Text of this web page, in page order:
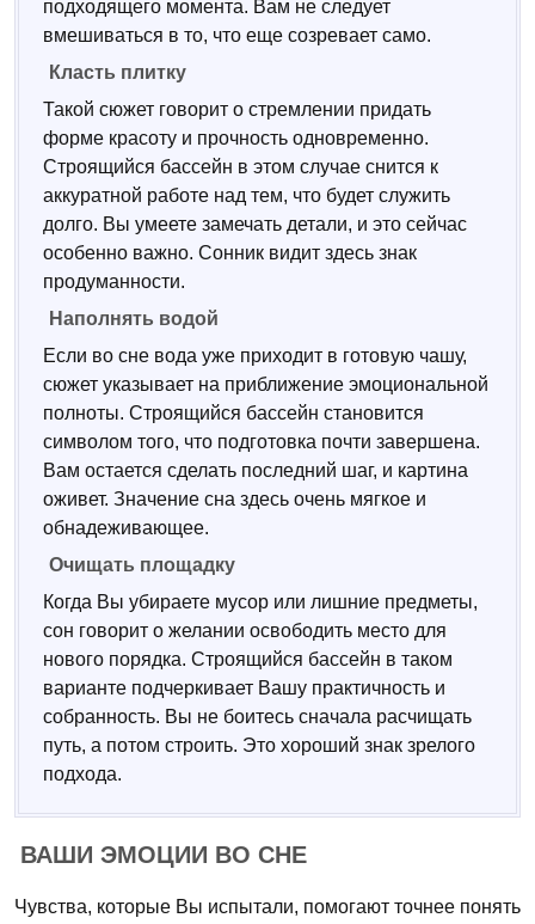
подходящего момента. Вам не следует
вмешиваться в то, что еще созревает само.
Класть плитку
Такой сюжет говорит о стремлении придать
форме красоту и прочность одновременно.
Строящийся бассейн в этом случае снится к
аккуратной работе над тем, что будет служить
долго. Вы умеете замечать детали, и это сейчас
особенно важно. Сонник видит здесь знак
продуманности.
Наполнять водой
Если во сне вода уже приходит в готовую чашу,
сюжет указывает на приближение эмоциональной
полноты. Строящийся бассейн становится
символом того, что подготовка почти завершена.
Вам остается сделать последний шаг, и картина
оживет. Значение сна здесь очень мягкое и
обнадеживающее.
Очищать площадку
Когда Вы убираете мусор или лишние предметы,
сон говорит о желании освободить место для
нового порядка. Строящийся бассейн в таком
варианте подчеркивает Вашу практичность и
собранность. Вы не боитесь сначала расчищать
путь, а потом строить. Это хороший знак зрелого
подхода.
ВАШИ ЭМОЦИИ ВО СНЕ
Чувства, которые Вы испытали, помогают точнее понять